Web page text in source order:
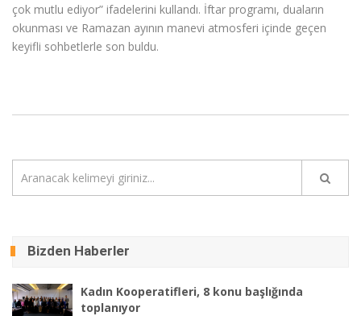
çok mutlu ediyor” ifadelerini kullandı. İftar programı, duaların
okunması ve Ramazan ayının manevi atmosferi içinde geçen
keyifli sohbetlerle son buldu.
Bizden Haberler
Kadın Kooperatifleri, 8 konu başlığında
toplanıyor